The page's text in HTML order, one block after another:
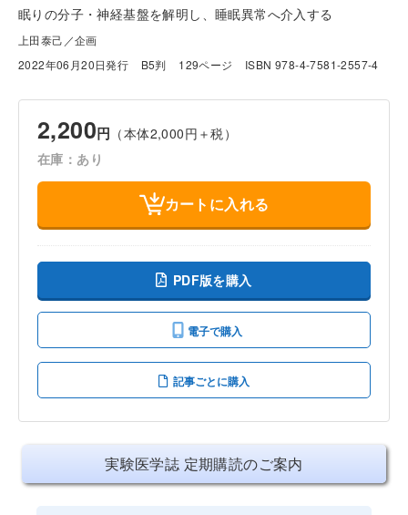
眠りの分子・神経基盤を解明し、睡眠異常へ介入する
上田泰己／企画
2022年06月20日発行
B5判 129ページ ISBN 978-4-7581-2557-4
2,200円 （本体2,000円＋税）
在庫：あり
カートに入れる
PDF版を購入
電子で購入
記事ごとに購入
実験医学誌 定期購読のご案内